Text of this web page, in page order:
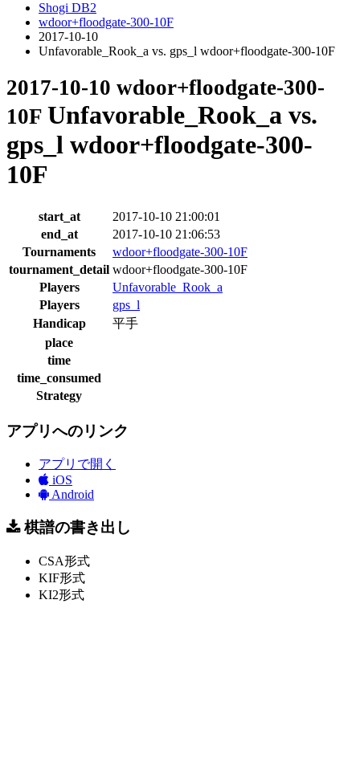
Shogi DB2
wdoor+floodgate-300-10F
2017-10-10
Unfavorable_Rook_a vs. gps_l wdoor+floodgate-300-10F
2017-10-10 wdoor+floodgate-300-
10F Unfavorable_Rook_a vs.
gps_l wdoor+floodgate-300-
10F
start_at
2017-10-10 21:00:01
end_at
2017-10-10 21:06:53
Tournaments
wdoor+floodgate-300-10F
tournament_detail wdoor+floodgate-300-10F
Players
Unfavorable_Rook_a
Players
gps_l
Handicap
平手
place
time
time_consumed
Strategy
アプリへのリンク
アプリで開く
iOS
Android
棋譜の書き出し
CSA形式
KIF形式
KI2形式